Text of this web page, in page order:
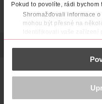
Pokud to povolíte, rádi bychom
Shromažďovali informace
mohou být přesné na
Identifikovali vaše zařízení
konkrétní charakteristiky
Zjistěte více o tom, jak
části s
K provozu stránek,
médií, analýze návštěvnosti,
Více najdete vprohlášení o
Získejte svěžest a čistotu s
Discs Mint Mission přináší
toalety hygienicky čisté
bloků. Jednoduchá